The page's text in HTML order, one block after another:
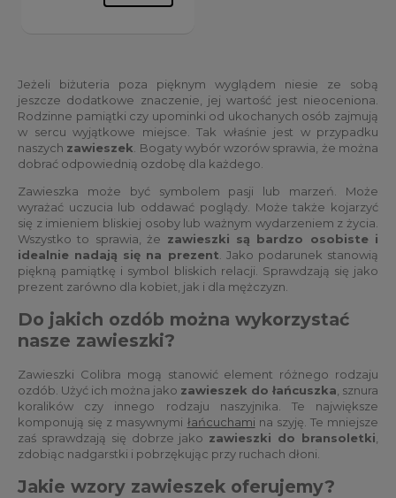
Jeżeli biżuteria poza pięknym wyglądem niesie ze sobą
jeszcze dodatkowe znaczenie, jej wartość jest nieoceniona.
Rodzinne pamiątki czy upominki od ukochanych osób zajmują
w sercu wyjątkowe miejsce. Tak właśnie jest w przypadku
naszych zawieszek. Bogaty wybór wzorów sprawia, że można
dobrać odpowiednią ozdobę dla każdego.
Zawieszka może być symbolem pasji lub marzeń. Może
wyrażać uczucia lub oddawać poglądy. Może także kojarzyć
się z imieniem bliskiej osoby lub ważnym wydarzeniem z życia.
Wszystko to sprawia, że zawieszki są bardzo osobiste i
idealnie nadają się na prezent. Jako podarunek stanowią
piękną pamiątkę i symbol bliskich relacji. Sprawdzają się jako
prezent zarówno dla kobiet, jak i dla mężczyzn.
Do jakich ozdób można wykorzystać
nasze zawieszki?
Zawieszki Colibra mogą stanowić element różnego rodzaju
ozdób. Użyć ich można jako zawieszek do łańcuszka , sznura
koralików czy innego rodzaju naszyjnika. Te największe
komponują się z masywnymi łańcuchami na szyję. Te mniejsze
zaś sprawdzają się dobrze jako zawieszki do bransoletki
zdobiąc nadgarstki i pobrzękując przy ruchach dłoni.
Jakie wzory zawieszek oferujemy?